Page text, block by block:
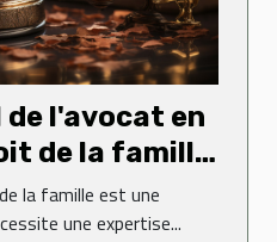
l'avocat en
de la famille
de l'étude
la famille est une
une expertise...